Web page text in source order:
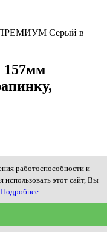
ПРЕМИУМ Серый в
157мм
работоспособности и
этот сайт, Вы
Подробнее...